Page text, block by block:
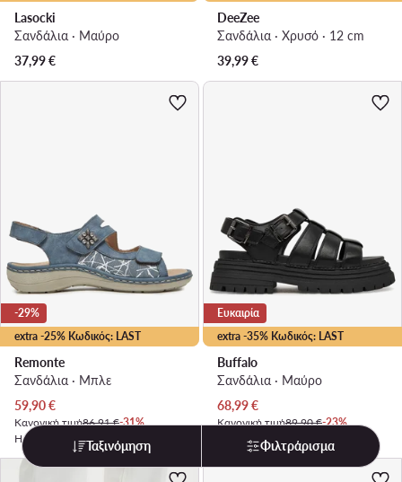
Lasocki
Σανδάλια · Μαύρο
37,99€
DeeZee
Σανδάλια · Χρυσό · 12 cm
39,99€
extra -25% Κωδικός: LAST
-29%
Remonte
Σανδάλια · Μπλε
Τρέχουσα τιμή
59,90€
Κανονική τιμή86,91 €-31%
Η χαμηλότερη τιμή
84,90 €
extra -35% Κωδικός: LAST
Ευκαιρία
Buffalo
Σανδάλια · Μαύρο
Τρέχουσα τιμή
68,99€
Κανονική τιμή89,90 €-23%
Η χαμηλότερη τιμή
Ταξινόμηση Φιλτράρισμα